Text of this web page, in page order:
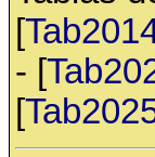
[
- [
[